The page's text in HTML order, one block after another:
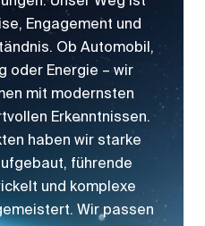
Engagement und
Ob Automobil,
oder Energie – wir
mit modernsten
Erkenntnissen.
haben wir starke
führende
und komplexe
Wir passen